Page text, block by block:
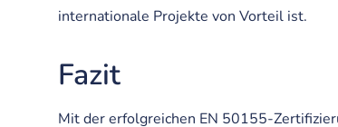
internationale Projekte von Vorteil ist.
Fazit
Mit der erfolgreichen EN 50155-